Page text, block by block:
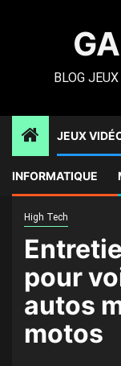
BLOG
JEUX
INFORMATIQUE
voitures
High Tech
pour
autos
motos